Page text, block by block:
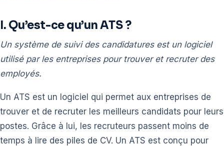
I. Qu’est-ce qu’un ATS ?
Un système de suivi des candidatures est un logiciel
utilisé par les entreprises pour trouver et recruter des
employés.
Un ATS est un logiciel qui permet aux entreprises de
trouver et de recruter les meilleurs candidats pour leurs
postes. Grâce à lui, les recruteurs passent moins de
temps à lire des piles de CV. Un ATS est conçu pour